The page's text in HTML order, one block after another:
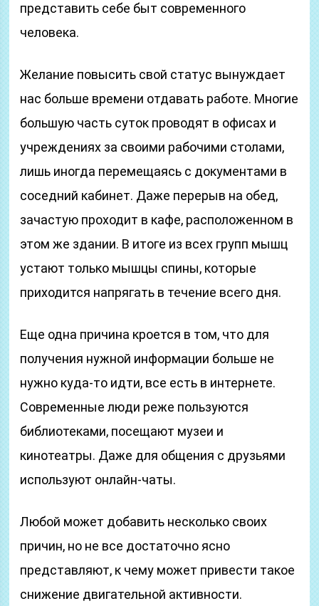
представить себе быт современного
человека.
Желание повысить свой статус вынуждает
нас больше времени отдавать работе. Многие
большую часть суток проводят в офисах и
учреждениях за своими рабочими столами,
лишь иногда перемещаясь с документами в
соседний кабинет. Даже перерыв на обед,
зачастую проходит в кафе, расположенном в
этом же здании. В итоге из всех групп мышц
устают только мышцы спины, которые
приходится напрягать в течение всего дня.
Еще одна причина кроется в том, что для
получения нужной информации больше не
нужно куда-то идти, все есть в интернете.
Современные люди реже пользуются
библиотеками, посещают музеи и
кинотеатры. Даже для общения с друзьями
используют онлайн-чаты.
Любой может добавить несколько своих
причин, но не все достаточно ясно
представляют, к чему может привести такое
снижение двигательной активности.